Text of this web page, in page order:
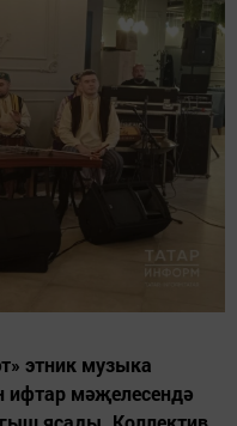
этник музыка
ифтар мәҗелесендә